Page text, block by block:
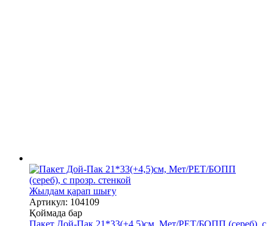
Жылдам қарап шығу
Артикул: 104109
Қоймада бар